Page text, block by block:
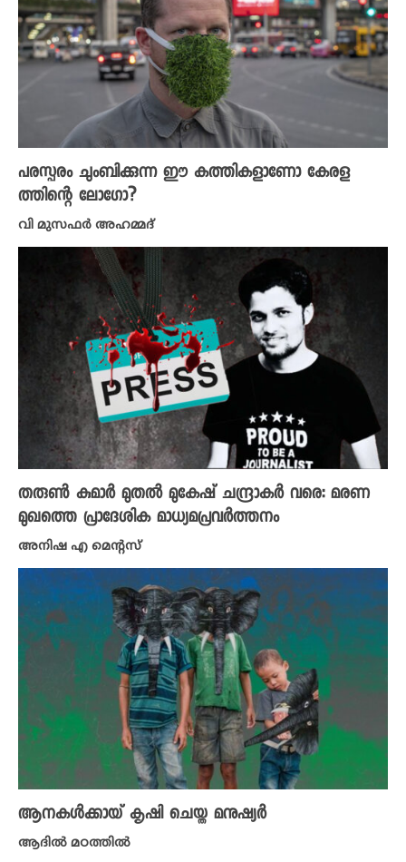
പരസ്പരം ചുംബിക്കുന്ന ഈ കത്തികളാണോ കേരള
ത്തിന്റെ ലോഗോ?
വി മുസഫർ അഹമ്മദ്
തരുൺ കുമാർ മുതൽ മുകേഷ് ചന്ദ്രാകർ വരെ: മരണ
മുഖത്തെ പ്രാദേശിക മാധ്യമപ്രവർത്തനം
അനിഷ എ മെന്റസ്
ആനകൾക്കായ് കൃഷി ചെയ്ത മനുഷ്യ‍ർ
ആദിൽ മഠത്തിൽ